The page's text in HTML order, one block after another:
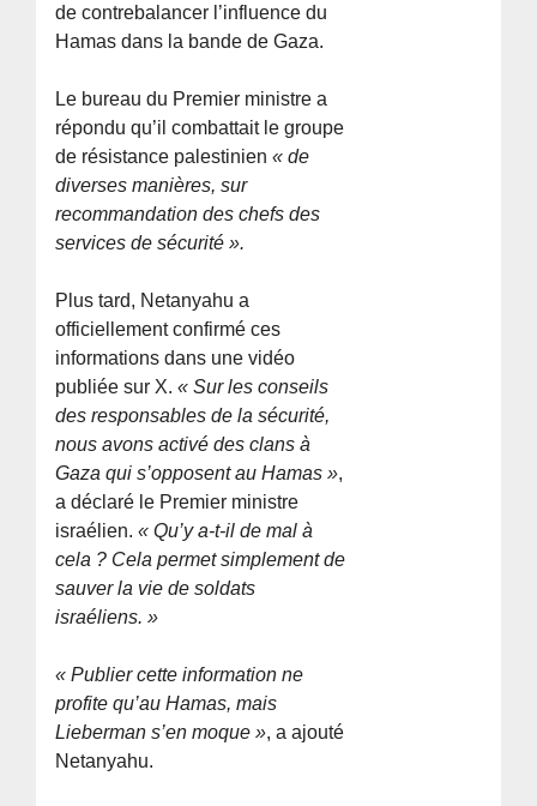
de contrebalancer l’influence du
Hamas dans la bande de Gaza.
Le bureau du Premier ministre a
répondu qu’il combattait le groupe
de résistance palestinien« de
diverses manières, sur
recommandation des chefs des
services de sécurité ».
Plus tard, Netanyahu a
officiellement confirmé ces
informations dans une vidéo
publiée sur X.« Sur les conseils
des responsables de la sécurité,
nous avons activé des clans à
Gaza qui s’opposent au Hamas »,
a déclaré le Premier ministre
israélien.« Qu’y a-t-il de mal à
cela ? Cela permet simplement de
sauver la vie de soldats
israéliens. »
« Publier cette information ne
profite qu’au Hamas, mais
Lieberman s’en moque », a ajouté
Netanyahu.